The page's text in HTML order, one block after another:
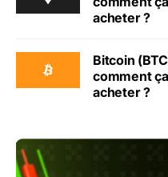
acheter ?
Bitcoin
comment
acheter ?